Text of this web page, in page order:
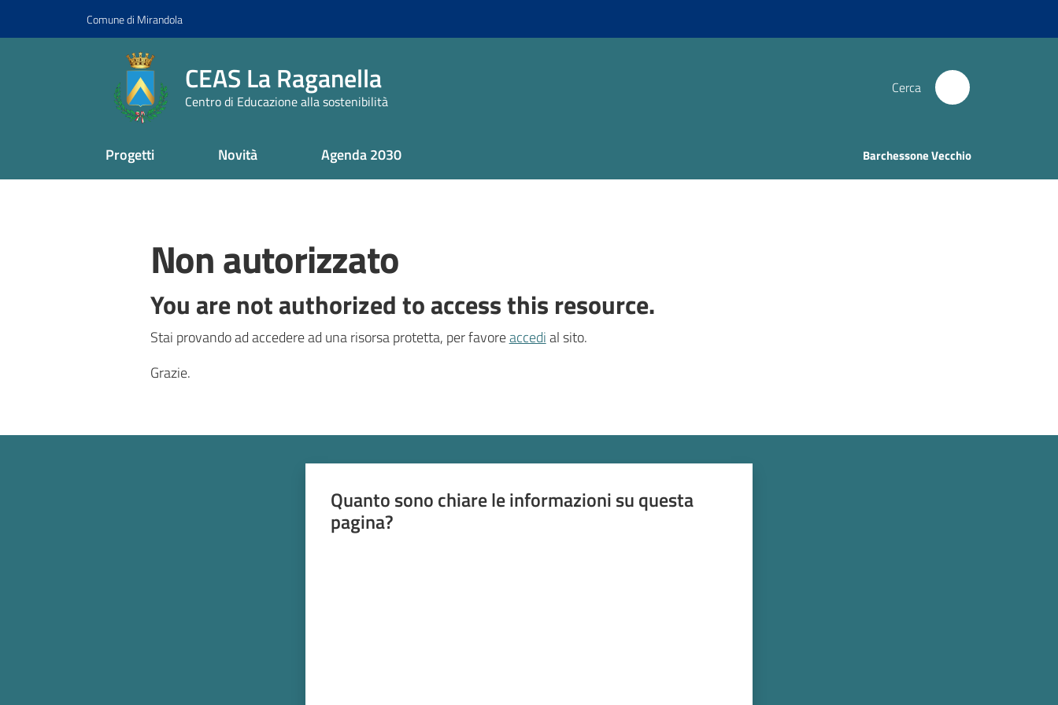
Comune di Mirandola
CEAS La Raganella
Centro di Educazione alla sostenibilità
Cerca
Progetti Novità Agenda 2030 Barchessone Vecchio
Non autorizzato
You are not authorized to access this resource.
Stai provando ad accedere ad una risorsa protetta, per favoreaccedial sito.
Grazie.
Quanto sono chiare le informazioni su questa
pagina?